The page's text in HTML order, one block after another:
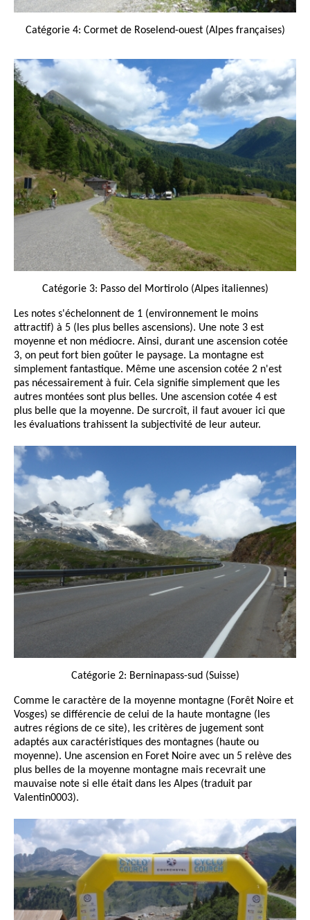
Catégorie 4: Cormet de Roselend-ouest (Alpes françaises)
Catégorie 3: Passo del Mortirolo (Alpes italiennes)
Les notes s'échelonnent de 1 (environnement le moins
attractif) à 5 (les plus belles ascensions). Une note 3 est
moyenne et non médiocre. Ainsi, durant une ascension cotée
3, on peut fort bien goûter le paysage. La montagne est
simplement fantastique. Même une ascension cotée 2 n'est
pas nécessairement à fuir. Cela signifie simplement que les
autres montées sont plus belles. Une ascension cotée 4 est
plus belle que la moyenne. De surcroît, il faut avouer ici que
les évaluations trahissent la subjectivité de leur auteur.
Catégorie 2: Berninapass-sud (Suisse)
Comme le caractère de la moyenne montagne (Forêt Noire et
Vosges) se différencie de celui de la haute montagne (les
autres régions de ce site), les critères de jugement sont
adaptés aux caractéristiques des montagnes (haute ou
moyenne). Une ascension en Foret Noire avec un 5 relève des
plus belles de la moyenne montagne mais recevrait une
mauvaise note si elle était dans les Alpes (traduit par
Valentin0003).